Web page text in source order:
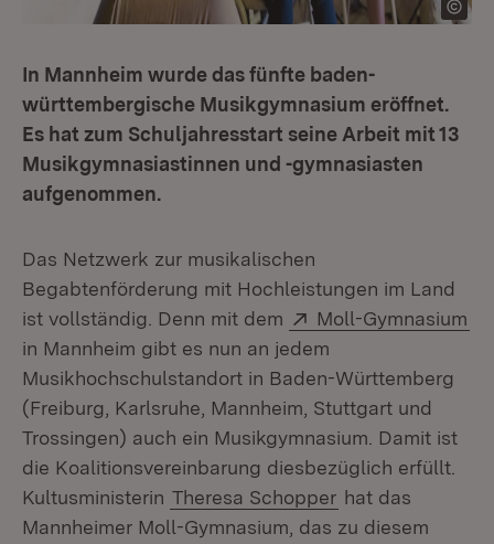
In Mannheim wurde das fünfte baden-
württembergische Musikgymnasium eröffnet.
Es hat zum Schuljahresstart seine Arbeit mit 13
Musikgymnasiastinnen und -gymnasiasten
aufgenommen.
Das Netzwerk zur musikalischen
Begabtenförderung mit Hochleistungen im Land
ist vollständig. Denn mit dem
Extern:
Moll-Gymnasium
in Mannheim gibt es nun an jedem
Musikhochschulstandort in Baden-Württemberg
(Freiburg, Karlsruhe, Mannheim, Stuttgart und
Trossingen) auch ein Musikgymnasium. Damit ist
die Koalitionsvereinbarung diesbezüglich erfüllt.
Kultusministerin Theresa Schopper hat das
Mannheimer Moll-Gymnasium, das zu diesem